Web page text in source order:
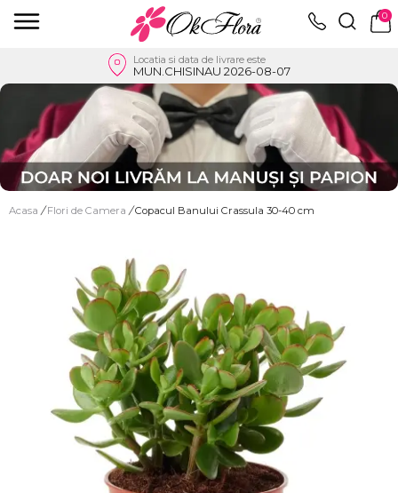
0
Locatia si data de livrare este
MUN.CHISINAU 2026-08-07
Acasa / Flori de Camera / Copacul Banului Crassula 30-40 cm